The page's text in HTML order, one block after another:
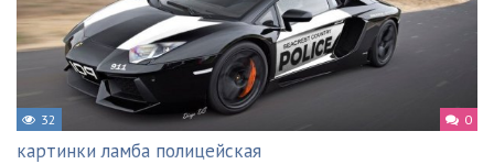
32 0
картинки ламба полицейская